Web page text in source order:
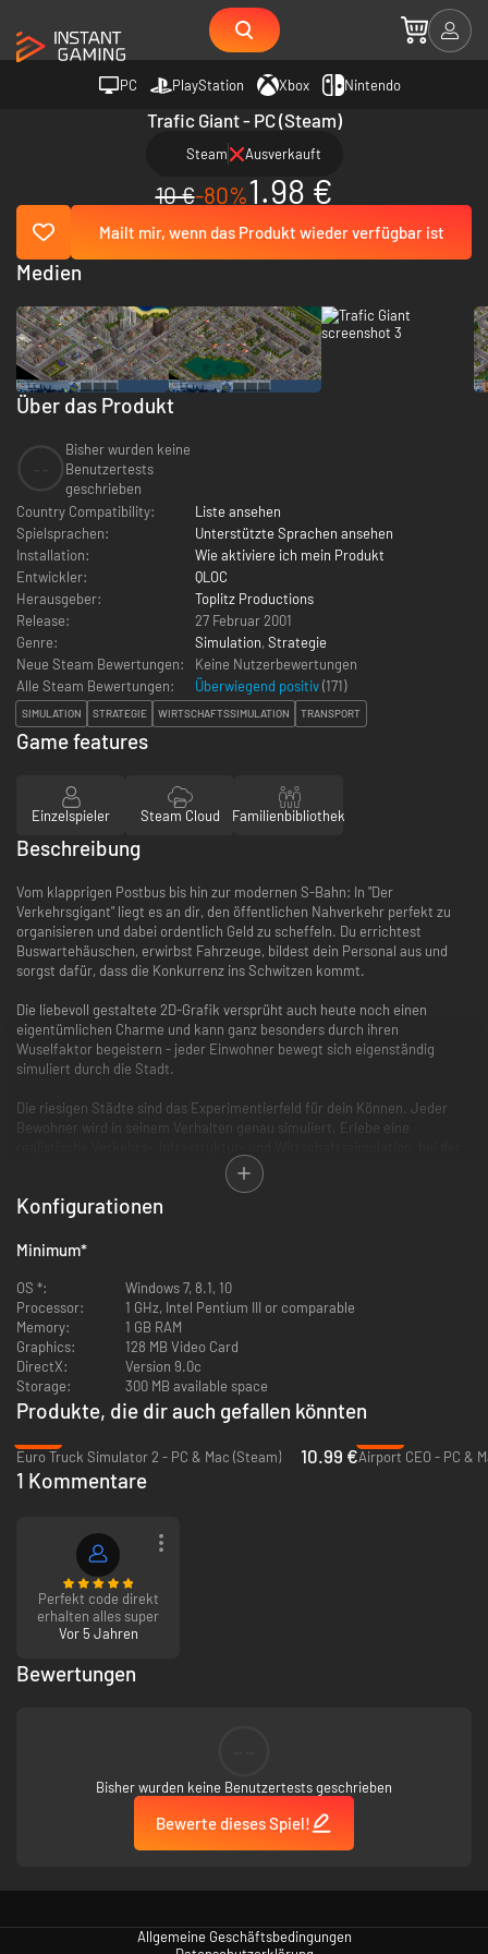
PC PlayStation Xbox Nintendo
Trafic Giant - PC (Steam)
Steam Ausverkauft
10 €-80%1.98 €
Mailt mir, wenn das Produkt wieder verfügbar ist
Über das Produkt
Bisher wurden keine
Benutzertests
geschrieben
Country Compatibility:
Liste ansehen
Spielsprachen:
Unterstützte Sprachen ansehen
Installation:
Wie aktiviere ich mein Produkt
Entwickler:
QLOC
Herausgeber:
Toplitz Productions
Release:
27 Februar 2001
Genre:
Simulation, Strategie
Neue Steam Bewertungen:
Keine Nutzerbewertungen
Alle Steam Bewertungen:
Überwiegend positiv(171)
SIMULATION STRATEGIE WIRTSCHAFTSSIMULATION TRANSPORT
Medien
Game features
Einzelspieler Steam Cloud Familienbibliothek
Beschreibung
Vom klapprigen Postbus bis hin zur modernen S-Bahn: In "Der
Verkehrsgigant" liegt es an dir, den öffentlichen Nahverkehr perfekt zu
organisieren und dabei ordentlich Geld zu scheffeln. Du errichtest
Buswartehäuschen, erwirbst Fahrzeuge, bildest dein Personal aus und
sorgst dafür, dass die Konkurrenz ins Schwitzen kommt.
Die liebevoll gestaltete 2D-Grafik versprüht auch heute noch einen
eigentümlichen Charme und kann ganz besonders durch ihren
Wuselfaktor begeistern - jeder Einwohner bewegt sich eigenständig
simuliert durch die Stadt.
Die riesigen Städte sind das Experimentierfeld für dein Können. Jeder
Bewohner wird in seinem Verhalten genau simuliert. Erlebe eine
einfach das Zusehen bereits Spaß macht. Und bei aller Komplexität
sorgen die klare Spielstruktur, das verständliche Konzept und das einfach
zu bedienende sowie übersichtliche Interface für einen leichten Einstieg
Verkehrsgigant".
Features:
Riesige Städte mit bis zu 40.000 Einwohnern
Stadtverkehr mit tausenden Fahrzeugen und Fußgängern
Über 500 verschiedene Gebäude
Über 25 unterschiedliche Verkehrsmittel
Intelligente Computergegner sorgen für heißes Pflaster in den
Städten
Erstmals lauffähig auf modernen Betriebssystemen
Erstmalige Unterstützung der gängigsten Auflösungen, inklusive
1080p
Konfigurationen
Minimum*
OS *:
Windows 7, 8.1, 10
Processor:
1 GHz, Intel Pentium III or comparable
Memory:
1 GB RAM
Graphics:
128 MB Video Card
DirectX:
Version 9.0c
Storage:
300 MB available space
Produkte, die dir auch gefallen könnten
Euro Truck Simulator 2 - PC & Mac (Steam)
10.99 €Airport CEO - PC &
1 Kommentare
Perfekt code direkt
erhalten alles super
Vor 5 Jahren
Bewertungen
Bisher wurden keine Benutzertests geschrieben
Bewerte dieses Spiel!
Allgemeine Geschäftsbedingungen